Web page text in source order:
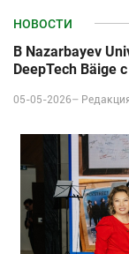
НОВОСТИ
В Nazarbayev
DeepTech Bäige
05-05-2026–